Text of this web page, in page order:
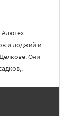
и лоджий и
Они